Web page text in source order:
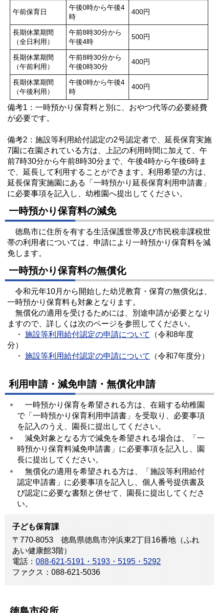
午前保育日
午後0時から午後4
時
400円
長期休業期間
（全日利用）
午前8時30分から
午後4時
500円
長期休業期間
（午前利用）
午前8時30分から
午後0時30分
400円
長期休業期間
（午後利用）
午後0時から午後4
時
400円
備考1：一時預かり保育料と別に、おやつ代等の必要経費
が必要です。
備考2：施設等利用給付認定の2号認定者で、延長保育実施
7園に在園されている方は、上記の利用時間に加えて、午
前7時30分から午前8時30分まで、午後4時から午後6時ま
で、延長して利用することができます。利用希望の方は、
延長保育実施園にある「一時預かり延長保育利用申請書」
に必要事項を記入し、幼稚園へ提出してください。
一時預かり保育料の減免
徳島市に住所を有する生活保護世帯及び市民税非課税世
帯の利用者については、申請により一時預かり保育料を減
免します。
一時預かり保育料の無償化
令和元年10月から開始した幼児教育・保育の無償化は、
一時預かり保育料も対象となります。
無償化の適用を受けるためには、別途申請が必要となり
ますので、詳しくは次のページを参照してください。
・ 施設等利用給付認定の申請について
（令和8年度
分）
・ 施設等利用給付認定の申請について （令和7年度分）
利用申請・減免申請・無償化申請
一時預かり保育を希望される方は、在籍する幼稚園
で「一時預かり保育利用申請書」を受取り、必要事項
を記入のうえ、園長に提出してください。
減免対象となる方で減免を希望される場合は、「一
時預かり保育料減免申請書」に必要事項を記入し、園
長に提出してください。
無償化の適用を希望される方は、「施設等利用給付
認定申請書」に必要事項を記入し、個人番号提供書及
び認定に必要な書類と併せて、園長に提出してくださ
い。
子ども保育課
〒770-8053 徳島県徳島市沖浜東2丁目16番地（ふれ
あい健康館3階）
電話： 088-621-5191・5193・5195・5292
ファクス：088-621-5036